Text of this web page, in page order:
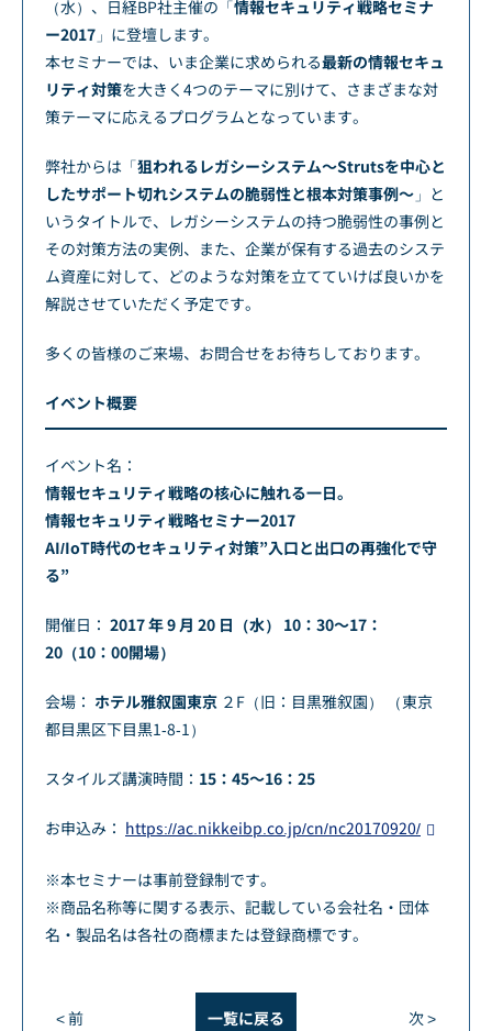
（水）、日経BP社主催の「情報セキュリティ戦略セミナ
ー2017 」に登壇します。
本セミナーでは、いま企業に求められる最新の情報セキュ
リティ対策を大きく4つのテーマに別けて、さまざまな対
策テーマに応えるプログラムとなっています。
弊社からは「狙われるレガシーシステム～Strutsを中心と
したサポート切れシステムの脆弱性と根本対策事例～ 」と
いうタイトルで、レガシーシステムの持つ脆弱性の事例と
その対策方法の実例、また、企業が保有する過去のシステ
ム資産に対して、どのような対策を立てていけば良いかを
解説させていただく予定です。
多くの皆様のご来場、お問合せをお待ちしております。
イベント概要
イベント名：
情報セキュリティ戦略の核心に触れる一日。
情報セキュリティ戦略セミナー2017
AI/IoT時代のセキュリティ対策”入口と出口の再強化で守
る”
開催日： 2017 年 9 月 20 日（水） 10：30～17：
20（10：00開場）
会場： ホテル雅叙園東京 ２F（旧：目黒雅叙園） （東京
都目黒区下目黒1-8-1）
スタイルズ講演時間： 15：45～16：25
お申込み： https://ac.nikkeibp.co.jp/cn/nc20170920/
※本セミナーは事前登録制です。
※商品名称等に関する表示、記載している会社名・団体
名・製品名は各社の商標または登録商標です。
< 前 一覧に戻る 次 >